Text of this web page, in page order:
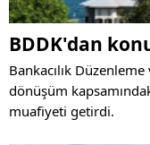
BDDK'dan
Bankacılık
dönüşüm
muafiyeti getirdi.